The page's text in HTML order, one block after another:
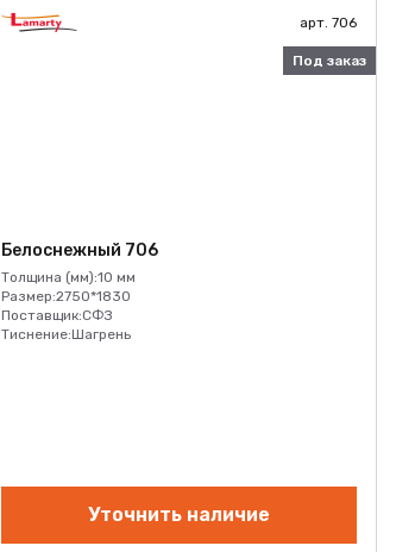
арт. 706
Под заказ
Белоснежный 706
Толщина (мм):10 мм
Размер:2750*1830
Поставщик:СФЗ
Тиснение:Шагрень
Уточнить наличие